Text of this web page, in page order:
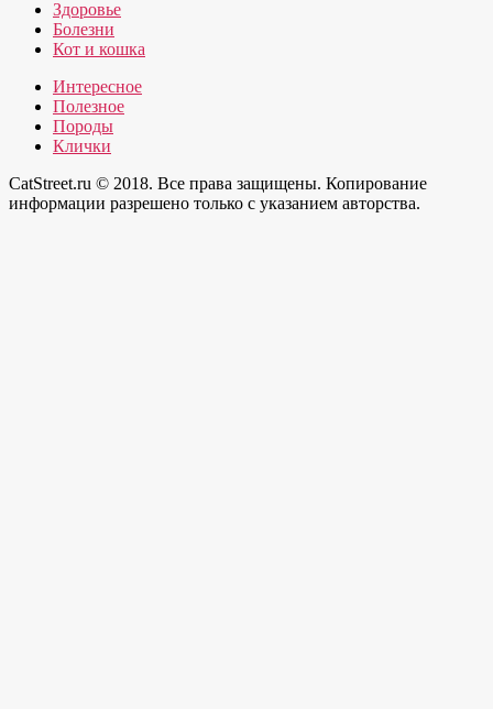
Здоровье
Болезни
Кот и кошка
Интересное
Полезное
Породы
Клички
CatStreet.ru © 2018. Все права защищены. Копирование
информации разрешено только с указанием авторства.